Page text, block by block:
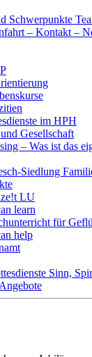
Schwerpunkte
– Kontakt –
im HPH
Gesellschaft
– Was ist das
Siedlung
LU
learn
für
help
Sinn,